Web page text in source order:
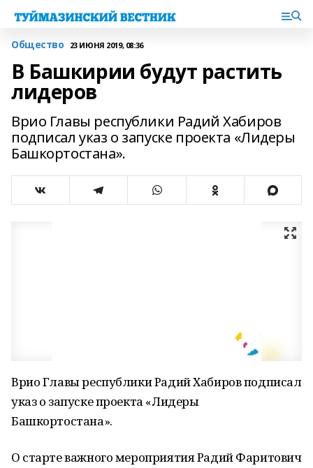
Общество 23 ИЮНЯ 2019, 08:36
В Башкирии будут растить
лидеров
Врио Главы республики Радий Хабиров
подписал указ о запуске проекта «Лидеры
Башкортостана».
Врио Главы республики Радий Хабиров подписал
указ о запуске проекта «Лидеры
Башкортостана».
О старте важного мероприятия Радий Фаритович